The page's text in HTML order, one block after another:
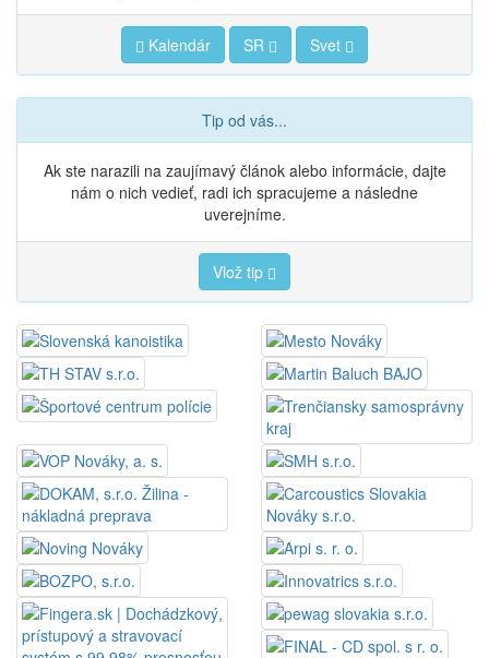
Kalendár SR Svet
Tip od vás...
Ak ste narazili na zaujímavý článok alebo informácie, dajte
nám o nich vedieť, radi ich spracujeme a následne
uverejníme.
Vlož tip